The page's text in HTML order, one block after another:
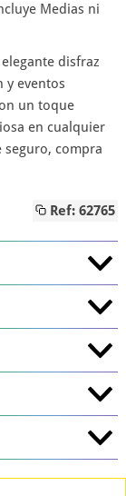
Medias ni
disfraz
y eventos
un toque
en cualquier
seguro, compra
Ref: 62765